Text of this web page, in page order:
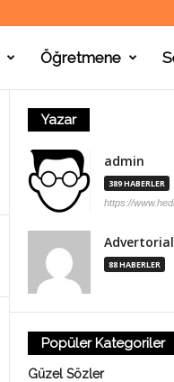
Öğretmene
Yazar
admin
389 HABERLER
https://
Advertorial
88 HABERLER
Popüler Kategoriler
Güzel Sözler